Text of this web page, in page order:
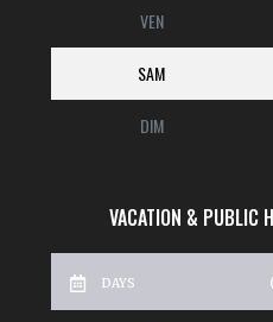
VEN
SAM
DIM
VACATION & PUBLIC
DAYS